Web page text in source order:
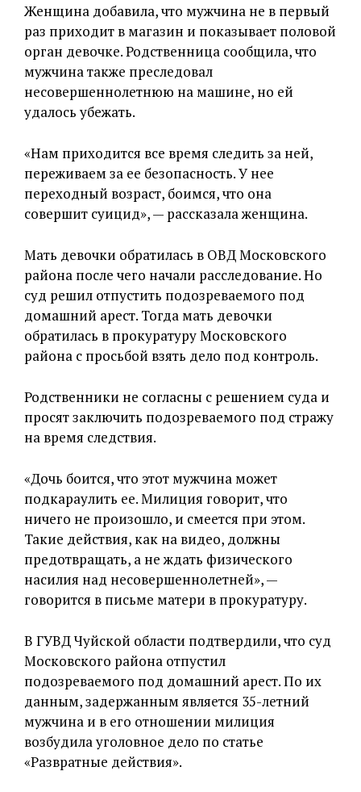
Женщина добавила, что мужчина не в первый
раз приходит в магазин и показывает половой
орган девочке. Родственница сообщила, что
мужчина также преследовал
несовершеннолетнюю на машине, но ей
удалось убежать.
«Нам приходится все время следить за ней,
переживаем за ее безопасность. У нее
переходный возраст, боимся, что она
совершит суицид», — рассказала женщина.
Мать девочки обратилась в ОВД Московского
района после чего начали расследование. Но
суд решил отпустить подозреваемого под
домашний арест. Тогда мать девочки
обратилась в прокуратуру Московского
района с просьбой взять дело под контроль.
Родственники не согласны с решением суда и
просят заключить подозреваемого под стражу
на время следствия.
«Дочь боится, что этот мужчина может
подкараулить ее. Милиция говорит, что
ничего не произошло, и смеется при этом.
Такие действия, как на видео, должны
предотвращать, а не ждать физического
насилия над несовершеннолетней», —
говорится в письме матери в прокуратуру.
В ГУВД Чуйской области подтвердили, что суд
Московского района отпустил
подозреваемого под домашний арест. По их
данным, задержанным является 35-летний
мужчина и в его отношении милиция
возбудила уголовное дело по статье
«Развратные действия».